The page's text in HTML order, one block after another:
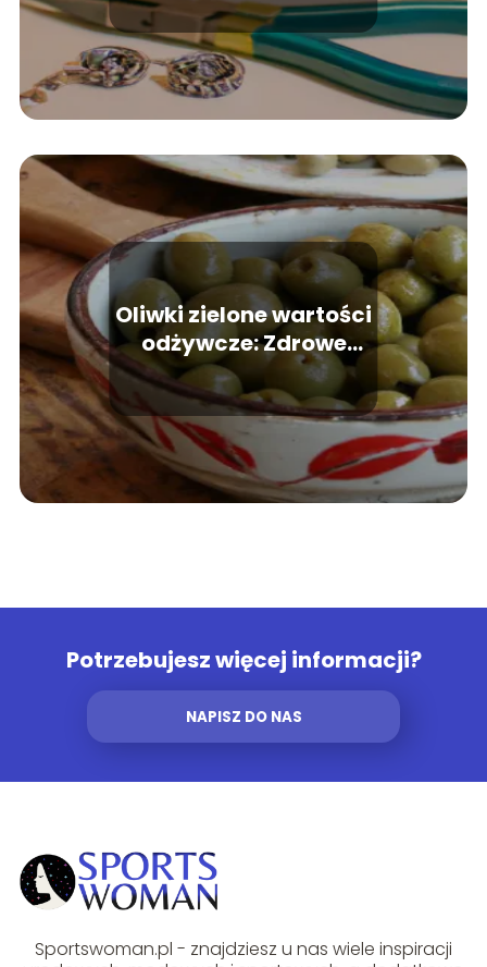
Oliwki zielone wartości
odżywcze: Zdrowe
dodatki do potraw
Potrzebujesz więcej informacji?
NAPISZ DO NAS
Sportswoman.pl - znajdziesz u nas wiele inspiracji